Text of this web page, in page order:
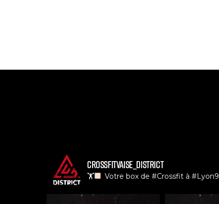
crossfitvaise_district
🏋 Votre box de #Crossfit à #Lyon9